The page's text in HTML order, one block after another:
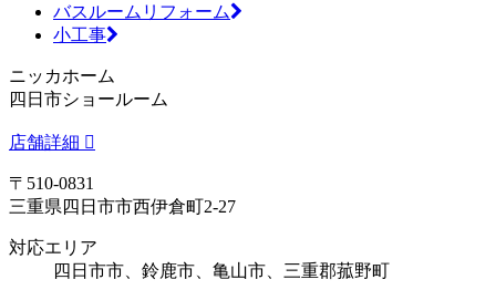
バスルームリフォーム
小工事
ニッカホーム
四日市ショールーム
店舗詳細
〒510-0831
三重県四日市市西伊倉町2-27
対応エリア
四日市市、鈴鹿市、亀山市、三重郡菰野町